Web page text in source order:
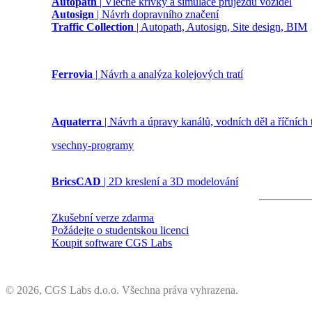
Autosign | Návrh dopravního značení
Traffic Collection | Autopath, Autosign, Site design, BIM
Ferrovia | Návrh a analýza kolejových tratí
Aquaterra | Návrh a úpravy kanálů, vodních děl a říčních
vsechny-programy
BricsCAD | 2D kreslení a 3D modelování
Zkušební verze zdarma
Požádejte o studentskou licenci
Koupit software CGS Labs
© 2026, CGS Labs d.o.o. Všechna práva vyhrazena.